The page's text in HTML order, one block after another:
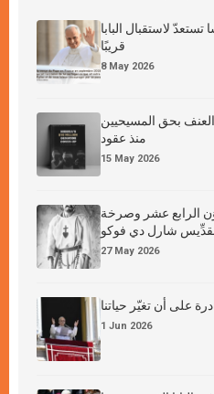
لاستقبال البابا
قريبًا
8 May 2026
العنف بحق المسيحيين
منذ عقود
15 May 2026
لاوُن الرابع عشر وصرخة
شارل دي فوكو
27 May 2026
على أن تغيّر حياتنا
1 Jun 2026